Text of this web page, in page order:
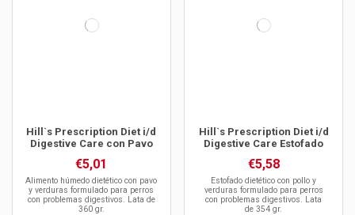
Hill`s Prescription Diet i/d
Digestive Care con Pavo
€5,01
Alimento húmedo dietético con pavo
y verduras formulado para perros
con problemas digestivos. Lata de
360 gr.
Hill`s Prescription Diet i/d
Digestive Care Estofado
€5,58
Estofado dietético con pollo y
verduras formulado para perros
con problemas digestivos. Lata
de 354 gr.